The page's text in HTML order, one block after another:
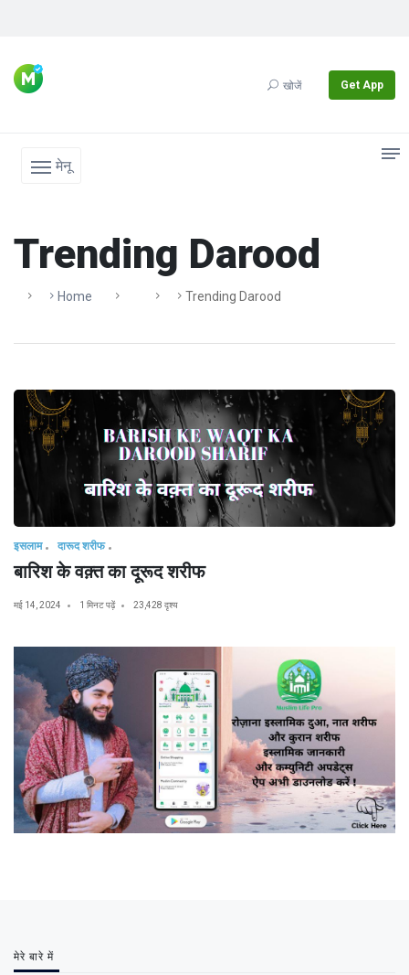
खोजें Get App
मेनू
Trending Darood
Home Trending Darood
इसलाम दारूद शरीफ
बारिश के वक़्त का दूरूद शरीफ
मई 14, 2024 1 मिनट पढ़ें 23,428 दृश्य
मेरे बारे में